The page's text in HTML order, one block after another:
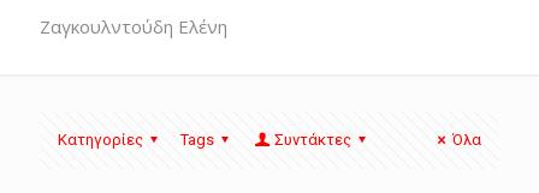
Ζαγκουλντούδη Ελένη
Κατηγορίες Tags Συντάκτες Όλα